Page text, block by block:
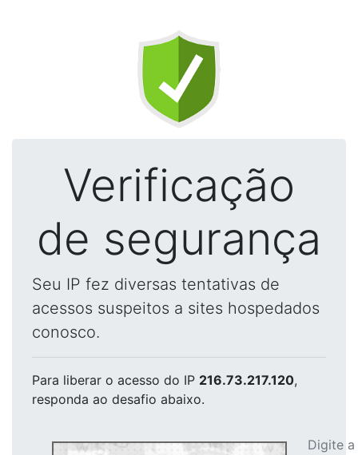
Verificação
de segurança
Seu IP fez diversas tentativas de
acessos suspeitos a sites hospedados
conosco.
Para liberar o acesso do IP 216.73.217.120,
responda ao desafio abaixo.
Digite